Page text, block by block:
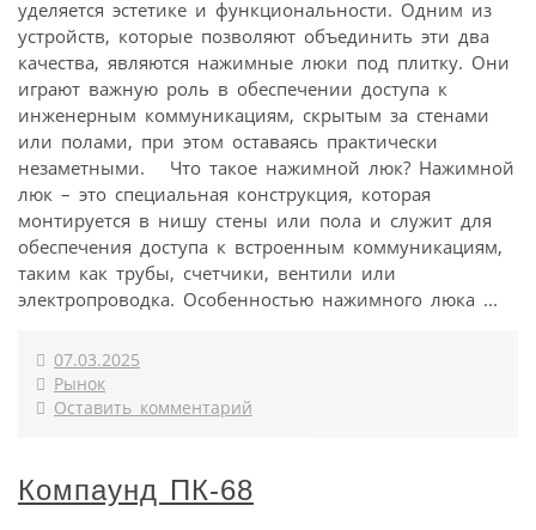
уделяется эстетике и функциональности. Одним из
устройств, которые позволяют объединить эти два
качества, являются нажимные люки под плитку. Они
играют важную роль в обеспечении доступа к
инженерным коммуникациям, скрытым за стенами
или полами, при этом оставаясь практически
незаметными. Что такое нажимной люк? Нажимной
люк – это специальная конструкция, которая
монтируется в нишу стены или пола и служит для
обеспечения доступа к встроенным коммуникациям,
таким как трубы, счетчики, вентили или
электропроводка. Особенностью нажимного люка ...
07.03.2025
Рынок
Оставить комментарий
Компаунд ПК-68